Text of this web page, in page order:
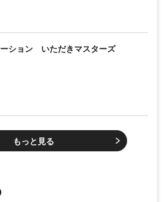
ション いただきマスターズ
もっと見る